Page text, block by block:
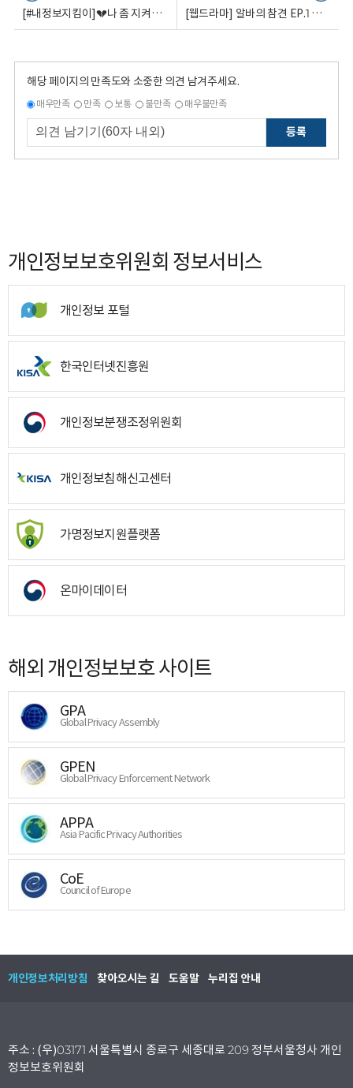
[#내정보지킴이]💔나 좀 지켜줘... 난 네 거잖아.🔐 [웹드라마] 알바의 참견 EP.1 ㅣ 그는 나를 보고 있었을까?
해당 페이지의 만족도와 소중한 의견 남겨주세요.
매우만족 만족 보통 불만족 매우불만족
등록
개인정보보호위원회 정보서비스
개인정보 포털
한국인터넷진흥원
개인정보분쟁조정위원회
개인정보침해신고센터
가명정보지원플랫폼
온마이데이터
해외 개인정보보호 사이트
GPA
Global Privacy Assembly
GPEN
Global Privacy Enforcement Network
APPA
Asia Pacific Privacy Authorities
CoE
Council of Europe
개인정보처리방침 찾아오시는 길 도움말 누리집 안내
주소 : (우)03171 서울특별시 종로구 세종대로 209 정부서울청사 개인
정보보호위원회